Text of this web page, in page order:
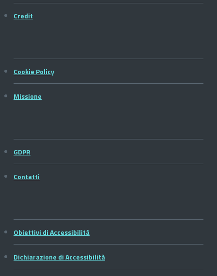
Credit
Cookie Policy
Missione
GDPR
Contatti
Obiettivi di Accessibilità
Dichiarazione di Accessibilità